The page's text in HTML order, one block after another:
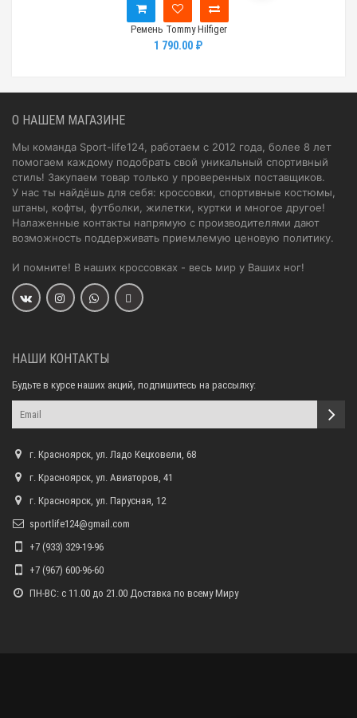
Ремень Tommy Hilfiger
1 790.00 ₽
О НАШЕМ МАГАЗИНЕ
Мы команда Sport-life124, работаем с 2012 года, более 8 лет
помогаем каждому подобрать свой уникальный спортивный
стиль! Закупаем товар только у проверенных поставщиков.
У нас ты найдёшь для себя: кроссовки, спортивные костюмы,
штаны, кофты, футболки, жилетки, куртки и многое другое!
Налаженные контакты напрямую с производителями дают
возможность поддерживать приемлемую ценовую политику.
И помните! В наших кроссовках - весь мир у Ваших ног!
НАШИ КОНТАКТЫ
Будьте в курсе наших акций, подпишитесь на рассылку:
г. Красноярск, ул. Ладо Кецховели, 68
г. Красноярск, ул. Авиаторов, 41
г. Красноярск, ул. Парусная, 12
sportlife124@gmail.com
+7 (933) 329-19-96
+7 (967) 600-96-60
ПН-ВС: с 11.00 до 21.00 Доставка по всему Миру